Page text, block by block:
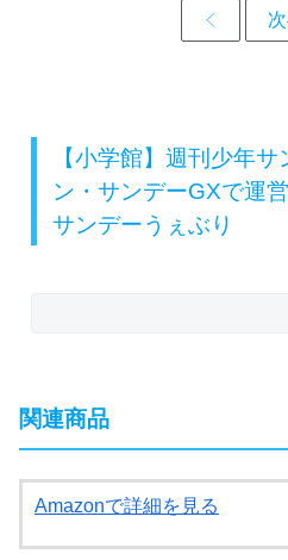
【小学館】週刊少年
ン・サンデーGXで運
サンデーうぇぶり
関連商品
Amazonで詳細を見る